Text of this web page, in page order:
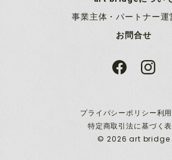
事業主体・パートナー運
お問合せ
プライバシーポリシー利
特定商取引法に基づく
© 2026 art bridge